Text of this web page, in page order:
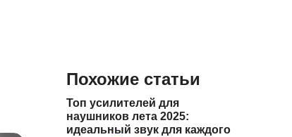
Похожие статьи
Топ усилителей для
наушников лета 2025:
идеальный звук для каждого